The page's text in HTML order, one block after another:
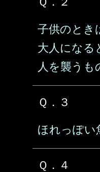
子供のとき
大人になる
人を襲うも
Ｑ．３
ほれっぽい
Ｑ．４